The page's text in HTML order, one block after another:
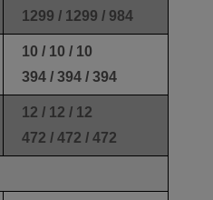
1299 / 1299 / 984
10 / 10 / 10
394 / 394 / 394
12 / 12 / 12
472 / 472 / 472